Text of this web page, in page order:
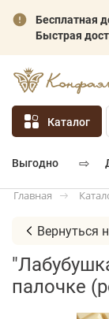
Бесплатная
Быстрая
Каталог
выгодно ⇨
Главная
Вернуться
палочке